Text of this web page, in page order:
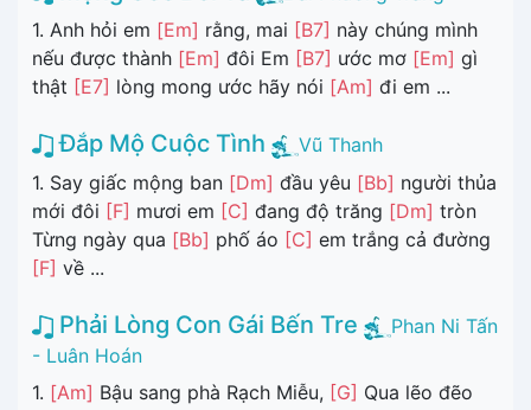
1. Anh hỏi em [Em] rằng, mai [B7] này chúng mình
nếu được thành [Em] đôi Em [B7] ước mơ [Em] gì
thật [E7] lòng mong ước hãy nói [Am] đi em ...
Đắp Mộ Cuộc Tình
Vũ Thanh
1. Say giấc mộng ban [Dm] đầu yêu [Bb] người thủa
mới đôi [F] mươi em [C] đang độ trăng [Dm] tròn
Từng ngày qua [Bb] phố áo [C] em trắng cả đường
[F] về ...
Phải Lòng Con Gái Bến Tre
Phan Ni Tấn
- Luân Hoán
1. [Am] Bậu sang phà Rạch Miễu, [G] Qua lẽo đẽo